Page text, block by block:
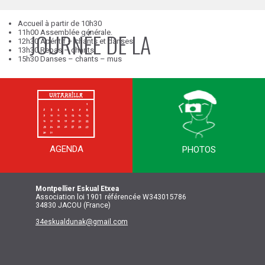
JOURNÉE DE LA
DIASPORA / BILTZAR
NAGUSIA ETA
Accueil à partir de 10h30
11h00 Assemblée générale.
12h30 Apéritif – chants et danses
13h30 Repas – chants
15h30 Danses – chants – mus
AGENDA PHOTOS
Montpellier Eskual Etxea
Association loi 1901 référencée W343015786
34830 JACOU (France)
34eskualdunak@gmail.com